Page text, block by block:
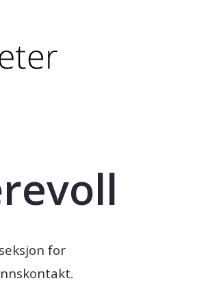
eller - (minus) for å forminske.
eller - (minus) for å forminske.
for